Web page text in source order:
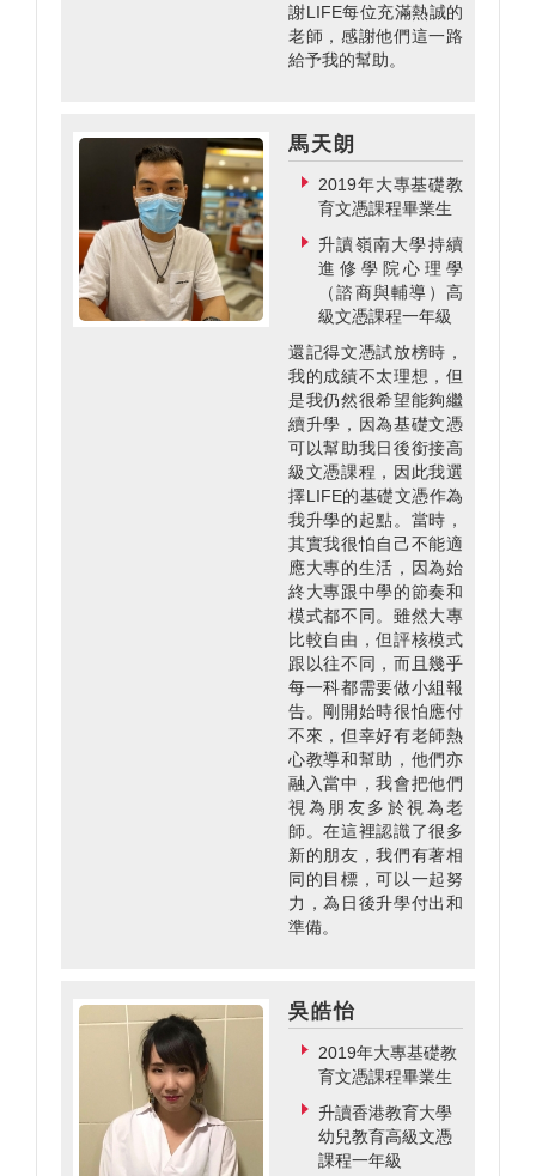
謝LIFE每位充滿熱誠的
老師，感謝他們這一路
給予我的幫助。
馬天朗
2019年大專基礎教
育文憑課程畢業生
升讀嶺南大學持續
進修學院心理學
（諮商與輔導）高
級文憑課程一年級
還記得文憑試放榜時，
我的成績不太理想，但
是我仍然很希望能夠繼
續升學，因為基礎文憑
可以幫助我日後銜接高
級文憑課程，因此我選
擇LIFE的基礎文憑作為
我升學的起點。當時，
其實我很怕自己不能適
應大專的生活，因為始
終大專跟中學的節奏和
模式都不同。雖然大專
比較自由，但評核模式
跟以往不同，而且幾乎
每一科都需要做小組報
告。剛開始時很怕應付
不來，但幸好有老師熱
心教導和幫助，他們亦
融入當中，我會把他們
視為朋友多於視為老
師。在這裡認識了很多
新的朋友，我們有著相
同的目標，可以一起努
力，為日後升學付出和
準備。
吳皓怡
2019年大專基礎教
育文憑課程畢業生
升讀香港教育大學
幼兒教育高級文憑
課程一年級